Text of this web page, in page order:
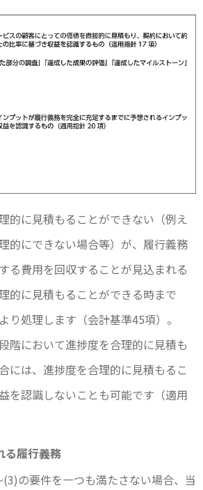
的に見積もることができない（例え
的にできない場合等）が、履行義務
る費用を回収することが見込まれる
的に見積もることができる時まで
り処理します（会計基準45項）。
階において進捗度を合理的に見積も
には、進捗度を合理的に見積もるこ
を認識しないことも可能です（適用
る履行義務
の要件を一つも満たさない場合、当